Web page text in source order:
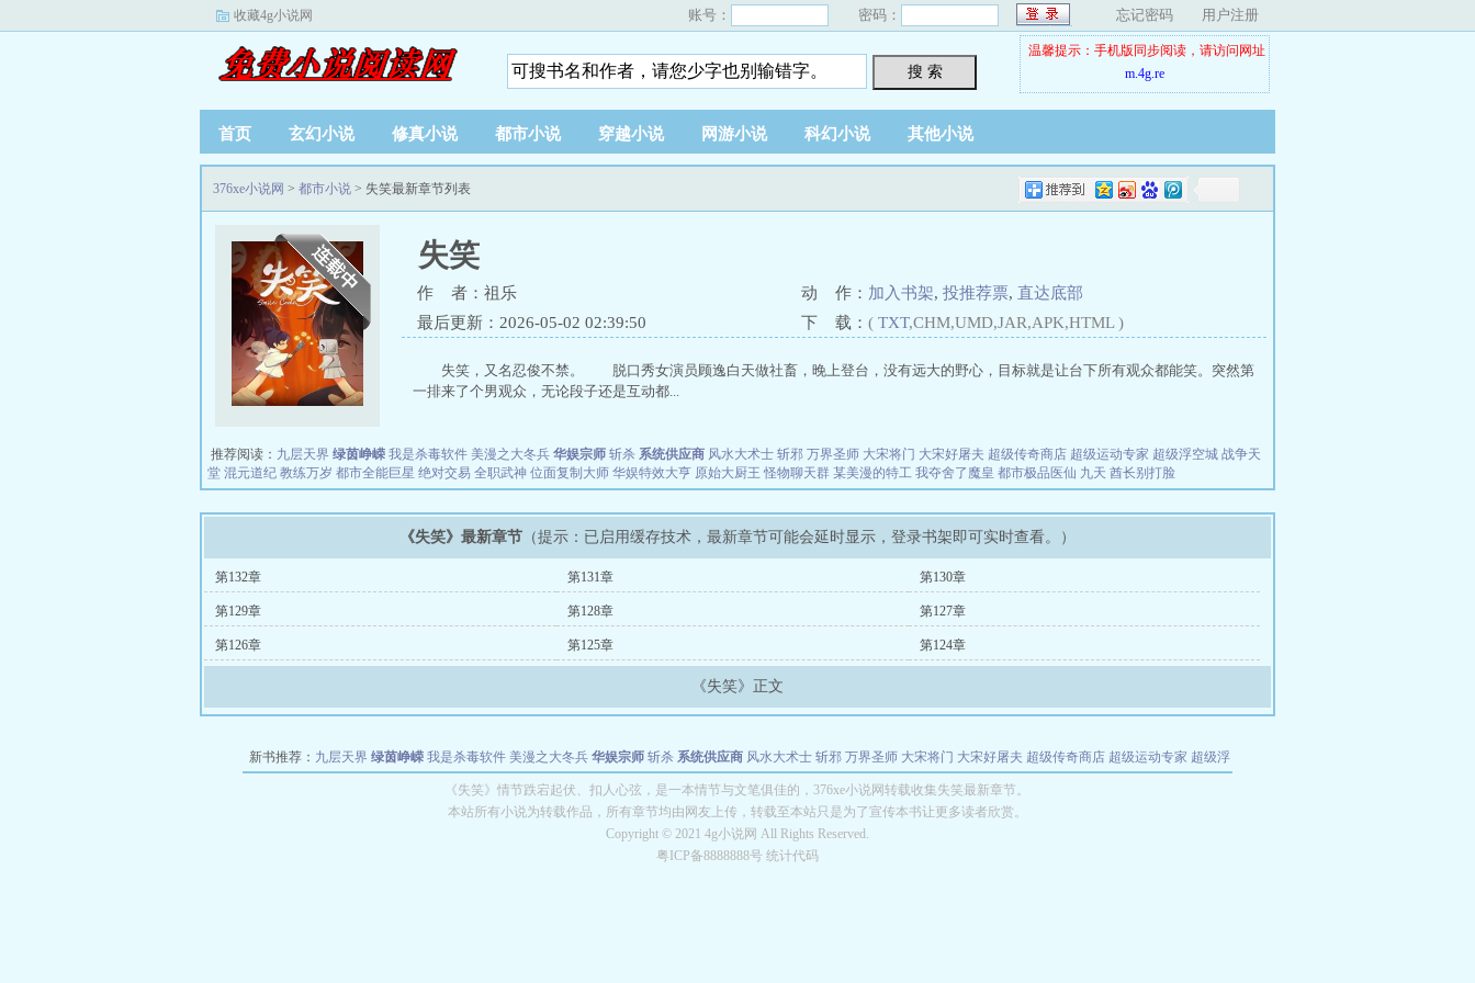
收藏4g小说网 账号： 密码： 忘记密码 用户注册
搜 索
温馨提示：手机版同步阅读，请访问网址
m.4g.re
首页 玄幻小说 修真小说 都市小说 穿越小说 网游小说 科幻小说 其他小说
376xe小说网 > 都市小说 > 失笑最新章节列表
失笑
作 者：祖乐 动 作： 加入书架, 投推荐票, 直达底部
最后更新：2026-05-02 02:39:50
下 载： ( TXT,CHM,UMD,JAR,APK,HTML )
失笑，又名忍俊不禁。 脱口秀女演员顾逸白天做社畜，晚上登台，没有远大的野心，目标就是让台下所有观众都能笑。突然第
一排来了个男观众，无论段子还是互动都...
推荐阅读： 九层天界 绿茵峥嵘 我是杀毒软件 美漫之大冬兵 华娱宗师 斩杀 系统供应商 风水大术士 斩邪 万界圣师 大宋将门 大宋好屠夫 超级传奇商店 超级运动专家 超级浮空城 战争天
堂 混元道纪 教练万岁 都市全能巨星 绝对交易 全职武神 位面复制大师 华娱特效大亨 原始大厨王 怪物聊天群 某美漫的特工 我夺舍了魔皇 都市极品医仙 九天 酋长别打脸
《失笑》最新章节 （提示：已启用缓存技术，最新章节可能会延时显示，登录书架即可实时查看。）
第132章 第131章 第130章
第129章 第128章 第127章
第126章 第125章 第124章
《失笑》正文
新书推荐： 九层天界 绿茵峥嵘 我是杀毒软件 美漫之大冬兵 华娱宗师 斩杀 系统供应商 风水大术士 斩邪 万界圣师 大宋将门 大宋好屠夫 超级传奇商店 超级运动专家 超级浮
都市全能巨星 绝对交易 全职武神 位面复制大师 华娱特效大亨 原始大厨王 怪物聊天群 某美漫的特工
长别打脸
《失笑》情节跌宕起伏、扣人心弦，是一本情节与文笔俱佳的，376xe小说网转载收集失笑最新章节。
本站所有小说为转载作品，所有章节均由网友上传，转载至本站只是为了宣传本书让更多读者欣赏。
Copyright © 2021 4g小说网 All Rights Reserved.
粤ICP备8888888号 统计代码